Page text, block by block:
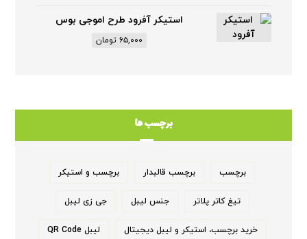
استیکر آفرود طرح اموجی بوس
۶۵,۰۰۰ تومان
برچسب ها
برچسب برچسب قالبدار برچسب و استیکر
تیغ کاتر پلاتر جنس لیبل جی زی لیبل
خرید برچسب، استیکر و لیبل دیجیتال لیبل QR Code